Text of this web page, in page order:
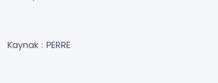
Kaynak : PERRE